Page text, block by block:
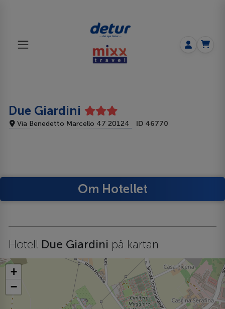
Due Giardini
Via Benedetto Marcello 47 20124 ID 46770
Om Hotellet
Hotell Due Giardini på kartan
+
−